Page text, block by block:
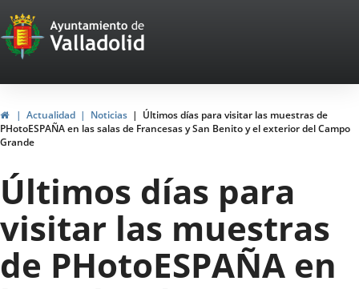
Portal
Web
del
Ayuntamiento
de
Valladolid
HomeActualidad Noticias
Últimos días para visitar las muestras de
PHotoESPAÑA en las salas de Francesas y San Benito y el exterior del Campo
Grande
Últimos días para
visitar las muestras
de PHotoESPAÑA en